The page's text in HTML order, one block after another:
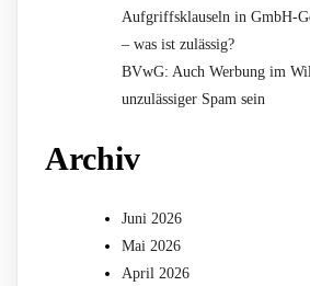
Aufgriffsklauseln in GmbH-
– was ist zulässig?
BVwG: Auch Werbung im
unzulässiger Spam sein
Archiv
Juni 2026
Mai 2026
April 2026